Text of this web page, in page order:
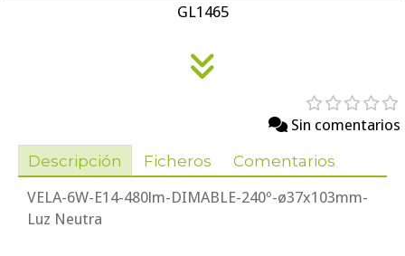
GL1465
Sin comentarios
Descripción
Ficheros Comentarios
VELA-6W-E14-480lm-DIMABLE-240º-ø37x103mm-
Luz Neutra